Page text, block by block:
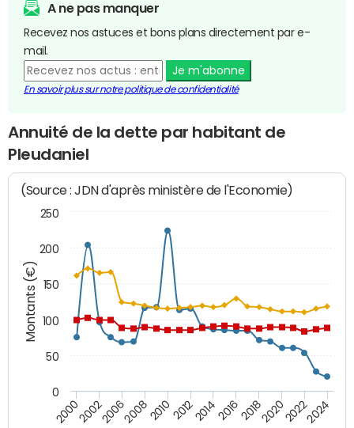
A ne pas manquer
Recevez nos astuces et bons plans directement par e-
mail.
Je m'abonne
En savoir plus sur notre politique de confidentialité
Annuité de la dette par habitant de
Pleudaniel
Montants (€)
(Source : JDN d'après ministère de l'Economie)
200020022006200820102012201420162018202020222024
0
50
100
150
200
250